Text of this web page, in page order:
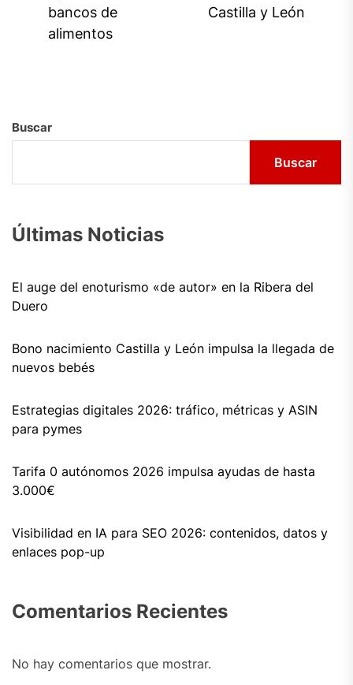
post:
bancos de
alimentos
Castilla y León
Buscar
Buscar
Últimas Noticias
El auge del enoturismo «de autor» en la Ribera del
Duero
Bono nacimiento Castilla y León impulsa la llegada de
nuevos bebés
Estrategias digitales 2026: tráfico, métricas y ASIN
para pymes
Tarifa 0 autónomos 2026 impulsa ayudas de hasta
3.000€
Visibilidad en IA para SEO 2026: contenidos, datos y
enlaces pop-up
Comentarios Recientes
No hay comentarios que mostrar.